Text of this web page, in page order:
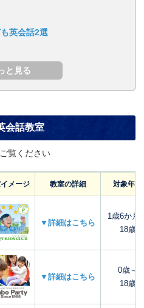
英会話2選
会話教室
覧ください
メージ 教室の詳細 対象年齢
▼詳細はこちら
1歳6か月
18歳
▼詳細はこちら
0歳～
18歳